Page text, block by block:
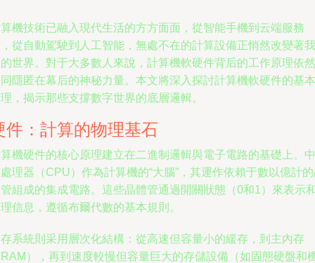
機技術已融入現代生活的方方面面，從智能手機到云端服務
從自動駕駛到人工智能，無處不在的計算設備正悄然改變著我
世界。對于大多數人來說，計算機軟硬件背后的工作原理依然
隱匿在幕后的神秘力量。本文將深入探討計算機軟硬件的基本
，揭示那些支撐數字世界的底層邏輯。
件：計算的物理基石
機硬件的核心原理建立在二進制邏輯與電子電路的基礎上。中
理器（CPU）作為計算機的“大腦”，其運作依賴于數以億計
組成的集成電路。這些晶體管通過開關狀態（0和1）來表示
信息，遵循布爾代數的基本規則。
系統則采用層次化結構：從高速但容量小的緩存，到主內存
），再到速度較慢但容量巨大的存儲設備（如固態硬盤和